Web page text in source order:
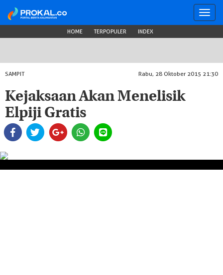
HOME TERPOPULER INDEX
SAMPIT Rabu, 28 Oktober 2015 21:30
Kejaksaan Akan Menelisik
Elpiji Gratis